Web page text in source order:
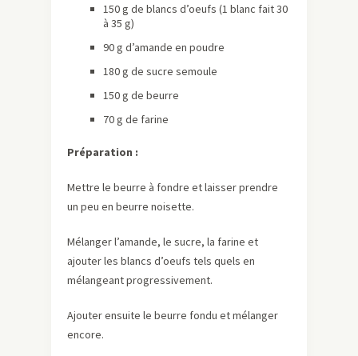
150 g de blancs d’oeufs (1 blanc fait 30
à 35 g)
90 g d’amande en poudre
180 g de sucre semoule
150 g de beurre
70 g de farine
Préparation :
Mettre le beurre à fondre et laisser prendre
un peu en beurre noisette.
Mélanger l’amande, le sucre, la farine et
ajouter les blancs d’oeufs tels quels en
mélangeant progressivement.
Ajouter ensuite le beurre fondu et mélanger
encore.